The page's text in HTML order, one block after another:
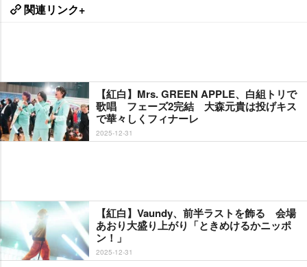
関連リンク+
【紅白】Mrs. GREEN APPLE、白組トリで
歌唱 フェーズ2完結 大森元貴は投げキス
で華々しくフィナーレ
2025-12-31
【紅白】Vaundy、前半ラストを飾る 会場
あおり大盛り上がり「ときめけるかニッポ
ン！」
2025-12-31